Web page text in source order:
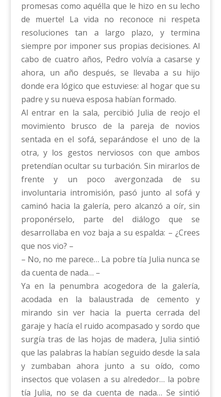
promesas como aquélla que le hizo en su lecho
de muerte! La vida no reconoce ni respeta
resoluciones tan a largo plazo, y termina
siempre por imponer sus propias decisiones. Al
cabo de cuatro años, Pedro volvía a casarse y
ahora, un año después, se llevaba a su hijo
donde era lógico que estuviese: al hogar que su
padre y su nueva esposa habían formado.
Al entrar en la sala, percibió Julia de reojo el
movimiento brusco de la pareja de novios
sentada en el sofá, separándose el uno de la
otra, y los gestos nerviosos con que ambos
pretendían ocultar su turbación. Sin mirarlos de
frente y un poco avergonzada de su
involuntaria intromisión, pasó junto al sofá y
caminó hacia la galería, pero alcanzó a oír, sin
proponérselo, parte del diálogo que se
desarrollaba en voz baja a su espalda: – ¿Crees
que nos vio? –
– No, no me parece… La pobre tía Julia nunca se
da cuenta de nada… –
Ya en la penumbra acogedora de la galería,
acodada en la balaustrada de cemento y
mirando sin ver hacia la puerta cerrada del
garaje y hacía el ruido acompasado y sordo que
surgía tras de las hojas de madera, Julia sintió
que las palabras la habían seguido desde la sala
y zumbaban ahora junto a su oído, como
insectos que volasen a su alrededor… la pobre
tía Julia, no se da cuenta de nada… Se sintió